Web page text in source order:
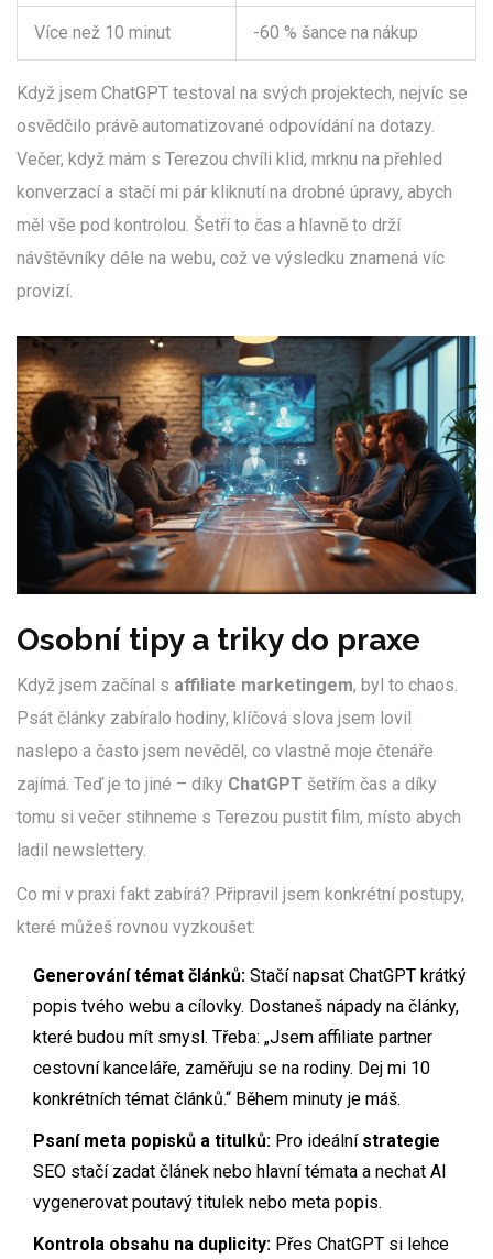
Více než 10 minut -60 % šance na nákup
Když jsem ChatGPT testoval na svých projektech, nejvíc se
osvědčilo právě automatizované odpovídání na dotazy.
Večer, když mám s Terezou chvíli klid, mrknu na přehled
konverzací a stačí mi pár kliknutí na drobné úpravy, abych
měl vše pod kontrolou. Šetří to čas a hlavně to drží
návštěvníky déle na webu, což ve výsledku znamená víc
provizí.
Osobní tipy a triky do praxe
Když jsem začínal s affiliate marketingem, byl to chaos.
Psát články zabíralo hodiny, klíčová slova jsem lovil
naslepo a často jsem nevěděl, co vlastně moje čtenáře
zajímá. Teď je to jiné – díky ChatGPT šetřím čas a díky
tomu si večer stihneme s Terezou pustit film, místo abych
ladil newslettery.
Co mi v praxi fakt zabírá? Připravil jsem konkrétní postupy,
které můžeš rovnou vyzkoušet:
Generování témat článků: Stačí napsat ChatGPT krátký
popis tvého webu a cílovky. Dostaneš nápady na články,
které budou mít smysl. Třeba: „Jsem affiliate partner
cestovní kanceláře, zaměřuju se na rodiny. Dej mi 10
konkrétních témat článků.“ Během minuty je máš.
Psaní meta popisků a titulků: Pro ideální strategie
SEO stačí zadat článek nebo hlavní témata a nechat AI
vygenerovat poutavý titulek nebo meta popis.
Kontrola obsahu na duplicity: Přes ChatGPT si lehce